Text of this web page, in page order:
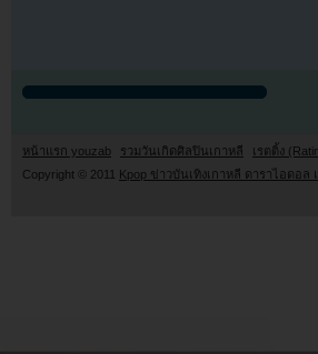
หน้าแรก youzab รวมวันเกิดศิลปินเกาหลี เรตติ้ง
Copyright © 2011
Kpop ข่าวบันเทิงเกาหลี ดาราไอดอ